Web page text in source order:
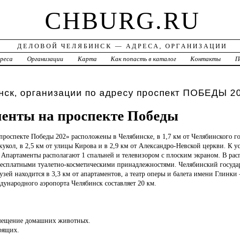
CHBURG.RU
ДЕЛОВОЙ ЧЕЛЯБИНСК — АДРЕСА, ОРГАНИЗАЦИИ
Организации Карта Как попасть в каталог Контакты
организации по адресу проспект ПОБЕДЫ
на проспекте Победы
Победы 202» расположены в Челябинске, в 1,7 км от Челябинского
кукол, в 2,5 км от улицы Кирова и в 2,9 км от Александро-Невской церкви. К
располагают 1 спальней и телевизором с плоским экраном. В
туалетно-косметическими принадлежностями. Челябинский
находится в 3,3 км от апартаментов, а театр оперы и балета имени
аэропорта Челябинск составляет 20 км.
домашних животных.